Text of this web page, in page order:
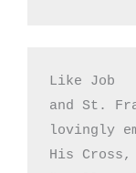
Like Job
and St.
lovingly
His